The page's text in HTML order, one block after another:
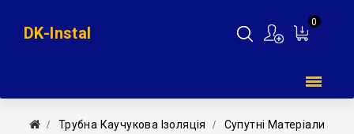
0
DK-Instal
Трубна Каучукова Ізоляція
Супутні Матеріали